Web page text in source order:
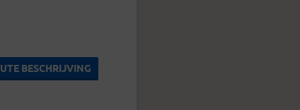
BESCHRIJVING